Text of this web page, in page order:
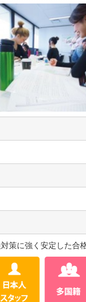
策に強く安定した合